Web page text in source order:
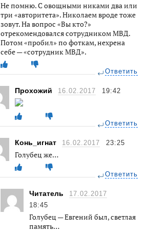
Не помню. С овощными никами два или
три «авторитета». Николаем вроде тоже
зовут. На вопрос «Вы кто?»
отрекомендовался сотрудником МВД.
Потом «пробил» по фоткам, нехрена
себе — «сотрудник МВД».
Ответить
Прохожий 16.02.2017 19:42
Ответить
Конь_игнат 16.02.2017 23:25
Голубец же…
Ответить
Читатель
17.02.2017
18:45
Голубец — Евгений был, светлая
память…